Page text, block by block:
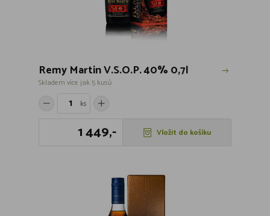
Remy Martin V.S.O.P. 40% 0,7l
Skladem více jak 5 kusů
ks
1 449,- Vložit do košíku